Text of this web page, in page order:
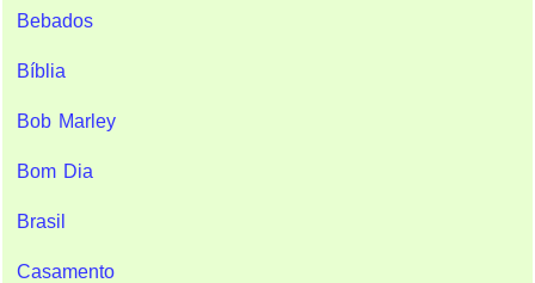
Bebados
Bíblia
Bob Marley
Bom Dia
Brasil
Casamento